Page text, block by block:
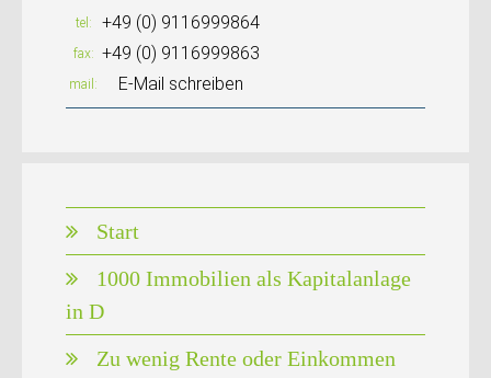
tel +49 (0) 9116999864
fax +49 (0) 9116999863
mail E-Mail schreiben
Start
1000 Immobilien als Kapitalanlage
in D
Zu wenig Rente oder Einkommen